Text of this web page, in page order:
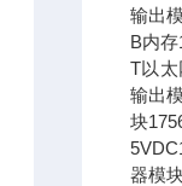
输出
B内
T以太
输出
块
器模